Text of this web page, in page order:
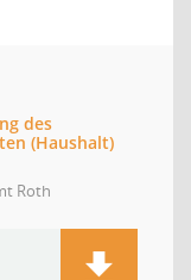
des
(Haushalt)
Roth